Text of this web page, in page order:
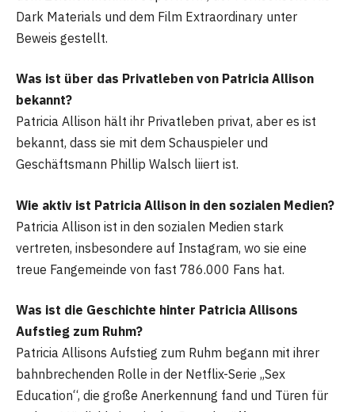
Dark Materials und dem Film Extraordinary unter
Beweis gestellt.
Was ist über das Privatleben von Patricia Allison
bekannt?
Patricia Allison hält ihr Privatleben privat, aber es ist
bekannt, dass sie mit dem Schauspieler und
Geschäftsmann Phillip Walsch liiert ist.
Wie aktiv ist Patricia Allison in den sozialen Medien?
Patricia Allison ist in den sozialen Medien stark
vertreten, insbesondere auf Instagram, wo sie eine
treue Fangemeinde von fast 786.000 Fans hat.
Was ist die Geschichte hinter Patricia Allisons
Aufstieg zum Ruhm?
Patricia Allisons Aufstieg zum Ruhm begann mit ihrer
bahnbrechenden Rolle in der Netflix-Serie „Sex
Education“, die große Anerkennung fand und Türen für